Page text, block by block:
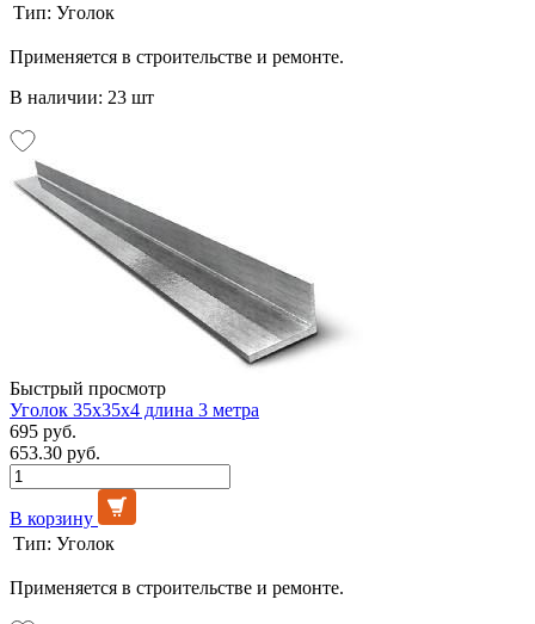
Тип: Уголок
Применяется в строительстве и ремонте.
В наличии: 23 шт
Быстрый просмотр
Уголок 35х35х4 длина 3 метра
695 руб.
653.30 руб.
В корзину
Тип: Уголок
Применяется в строительстве и ремонте.